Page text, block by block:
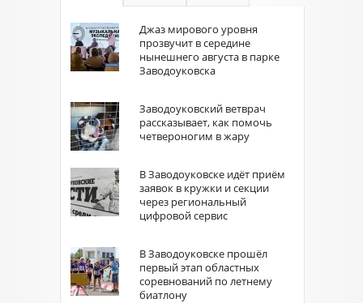
Джаз мирового уровня
прозвучит в середине
нынешнего августа в парке
Заводоуковска
Заводоуковский ветврач
рассказывает, как помочь
четвероногим в жару
В Заводоуковске идёт приём
заявок в кружки и секции
через региональный
цифровой сервис
В Заводоуковске прошёл
первый этап областных
соревнований по летнему
биатлону